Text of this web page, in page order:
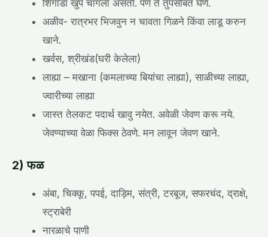
शिंगाडा खुप चांगला असतो. पण ते तुपसोबत घेणे.
अळीव- रात्रभर भिजवुन न चावता गिळने किंवा लाडू करुन
खाने.
खर्वस, श्रीखंड(घरी केलेला)
लाह्या – मखाना (कमलाच्या बियांचा लाह्या), साळीच्या लाह्या,
ज्वारीच्या लाह्या
जास्त तेलकट पदार्थ खावु नयेत. अवेळी जेवण करू नये.
जेवण्याच्या वेळा फिक्स ठेवणे. मन लावून जेवण खाने.
2) फळ
अंबा, चिक्कू, पपई, दाड़िम, संत्री, टरबूज, सफरचंद, द्राक्षे,
स्ट्राबेरी
नारळाचे पाणी